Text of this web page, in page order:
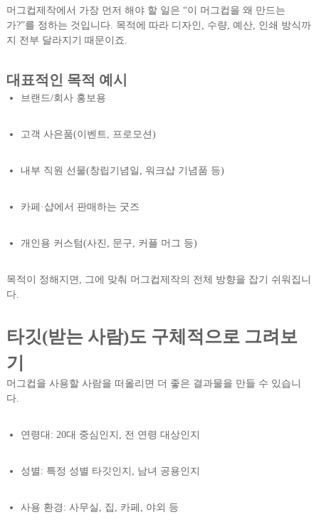
머그컵제작에서 가장 먼저 해야 할 일은 “이 머그컵을 왜 만드는
가?”를 정하는 것입니다. 목적에 따라 디자인, 수량, 예산, 인쇄 방식까
지 전부 달라지기 때문이죠.
대표적인 목적 예시
브랜드/회사 홍보용
고객 사은품(이벤트, 프로모션)
내부 직원 선물(창립기념일, 워크샵 기념품 등)
카페·샵에서 판매하는 굿즈
개인용 커스텀(사진, 문구, 커플 머그 등)
목적이 정해지면, 그에 맞춰 머그컵제작의 전체 방향을 잡기 쉬워집니
다.
타깃(받는 사람)도 구체적으로 그려보
기
머그컵을 사용할 사람을 떠올리면 더 좋은 결과물을 만들 수 있습니
다.
연령대: 20대 중심인지, 전 연령 대상인지
성별: 특정 성별 타깃인지, 남녀 공용인지
사용 환경: 사무실, 집, 카페, 야외 등